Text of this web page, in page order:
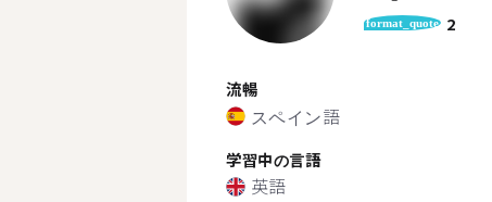
format_quote 2
流暢
スペイン語
学習中の言語
英語